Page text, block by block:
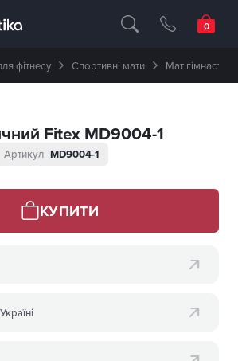
Професійне спортивне обладнання
фітнесу Спортивні мати Мат
Fitex MD9004-1
Артикул MD9004-1
КУПИТИ